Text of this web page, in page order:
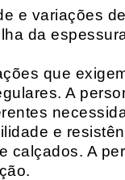
e variações
da
que
A
e
calçados. A